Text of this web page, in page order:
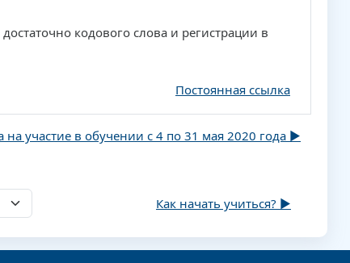
кодового слова и регистрации в
Постоянная ссылка
на участие в обучении с 4 по 31 мая 2020 года ▶︎
Как начать учиться? ▶︎